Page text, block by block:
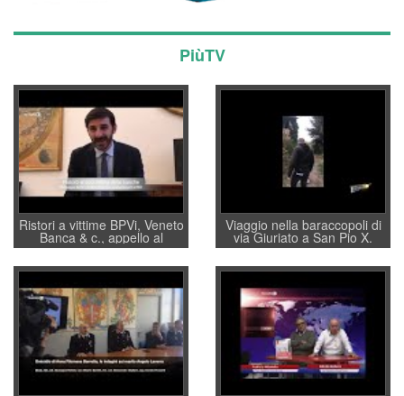
PiùTV
Ristori a vittime BPVi, Veneto
Banca & c., appello al
sottosegretario Alessio
Villarosa: per mettere ordine
convochi con Di Maio CNCU
a supporto della cabina di
regia al Mef
Viaggio nella baraccopoli di
via Giuriato a San Pio X.
Vicenza ai Vicentini: “faremo
un regalo di Natale ai
residenti”